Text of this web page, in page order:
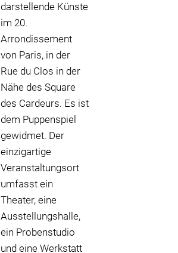
darstellende Künste
im 20.
Arrondissement
von Paris, in der
Rue du Clos in der
Nähe des Square
des Cardeurs. Es ist
dem Puppenspiel
gewidmet. Der
einzigartige
Veranstaltungsort
umfasst ein
Theater, eine
Ausstellungshalle,
ein Probenstudio
und eine Werkstatt